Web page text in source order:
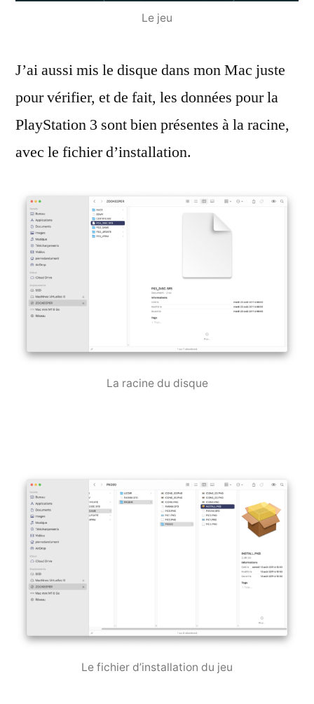
Le jeu
J’ai aussi mis le disque dans mon Mac juste
pour vérifier, et de fait, les données pour la
PlayStation 3 sont bien présentes à la racine,
avec le fichier d’installation.
La racine du disque
Le fichier d’installation du jeu